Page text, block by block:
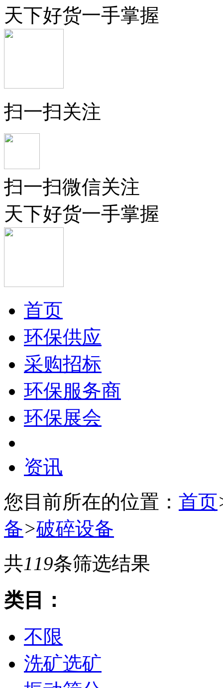
天下好货一手掌握
扫一扫关注
扫一扫微信关注
天下好货一手掌握
首页
环保供应
采购招标
环保服务商
环保展会
资讯
您目前所在的位置： 首页
备>破碎设备
共119条筛选结果
类目：
不限
洗矿选矿